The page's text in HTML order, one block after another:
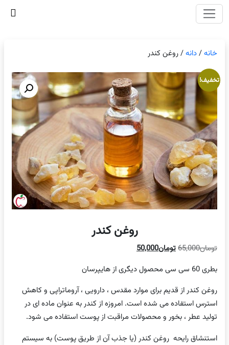
اصلی
خانه/دانه/ روغن کندر
تخفیف!
روغن کندر
تومان65,000قیمت
تومان65,000
بود.
تومان50,000قیمت
تومان50,000
است.
بطری 60 سی سی محصول دیگری از هایپرسان
روغن کندر از قديم برای موارد مقدس ، دارویی ، آروماتراپی و کاهش
استرس استفاده می شده است. امروزهازکندربه عنوانمادهایدر
تولید عطر ، بخور ومحصولاتمراقبتازپوستاستفادهمی شود.
استنشاق رایحه روغن كندر (یا جذب آن از طریق پوست) به سیستم